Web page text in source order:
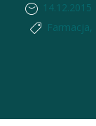
14.12.2015
Farmacja,